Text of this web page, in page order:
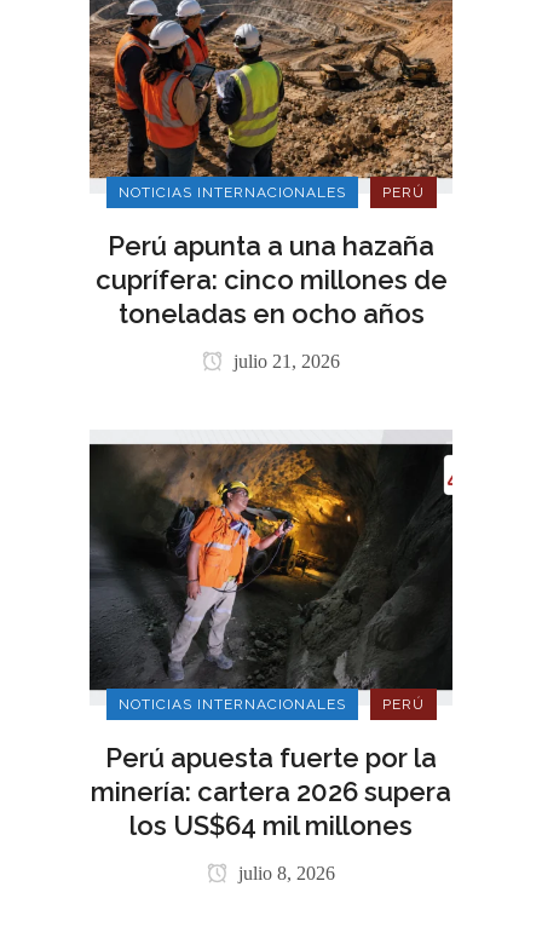
NOTICIAS INTERNACIONALES PERÚ
Perú apunta a una hazaña
cuprífera: cinco millones de
toneladas en ocho años
julio 21, 2026
NOTICIAS INTERNACIONALES PERÚ
Perú apuesta fuerte por la
minería: cartera 2026 supera
los US$64 mil millones
julio 8, 2026